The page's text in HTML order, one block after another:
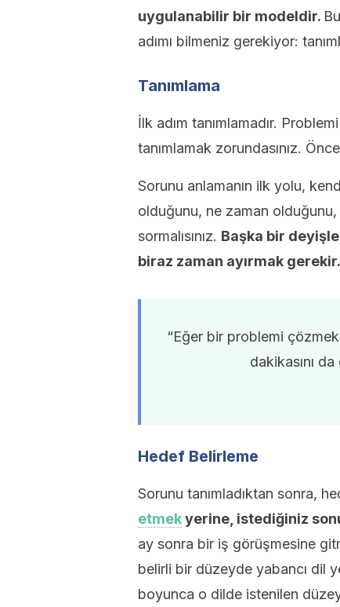
uygulanabilir bir modeldir.
adımı bilmeniz gerekiyor:
Tanımlama
İlk adım tanımlamadır.
tanımlamak zorundasınız.
Sorunu anlamanın ilk yolu,
olduğunu, ne zaman olduğunu,
sormalısınız. Başka bir
biraz zaman ayırmak gerekir.
“Eğer bir problemi
dakikasını
Hedef Belirleme
Sorunu tanımladıktan sonra,
etmekyerine, istediğiniz
ay sonra bir iş görüşmesine
belirli bir düzeyde yabancı dil
boyunca o dilde istenilen